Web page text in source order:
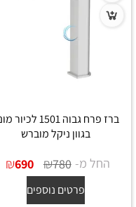
ברז פרח גבוה 1501
בגוון ניקל מוברש
החל מ- ₪780
₪690
פרטים נוספים